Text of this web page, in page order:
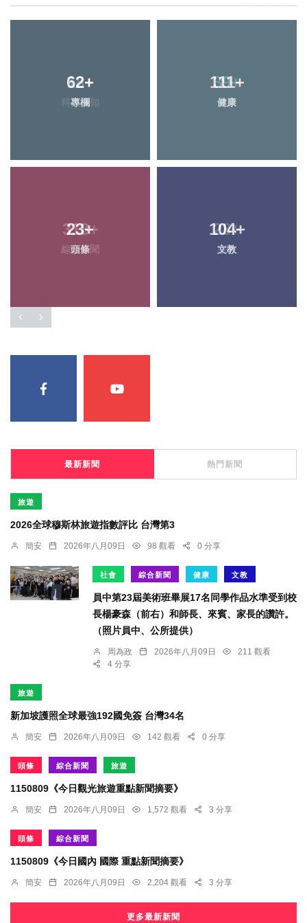
62+
專欄
111+
健康
23+
頭條
104+
文教
18+
科技新知
39+
農業
318+
綜合新聞
28+
宗教
最新新聞 熱門新聞
旅遊
2026全球穆斯林旅遊指數評比 台灣第3
簡安 2026年八月09日 98 觀看 0 分享
社會 綜合新聞 健康 文教
員中第23屆美術班畢展17名同學作品水準受到校
長楊豪森（前右）和師長、來賓、家長的讚許。
（照片員中、公所提供）
周為政 2026年八月09日
211 觀看
4 分享
旅遊
新加坡護照全球最強192國免簽 台灣34名
簡安 2026年八月09日 142 觀看 0 分享
頭條 綜合新聞 旅遊
1150809《今日觀光旅遊重點新聞摘要》
簡安 2026年八月09日 1,572 觀看 3 分享
頭條 綜合新聞
1150809《今日國內 國際 重點新聞摘要》
簡安 2026年八月09日 2,204 觀看 3 分享
更多最新新聞